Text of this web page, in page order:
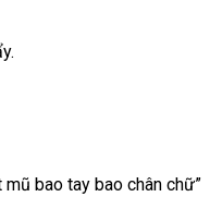
bao tay bao chân chữ”